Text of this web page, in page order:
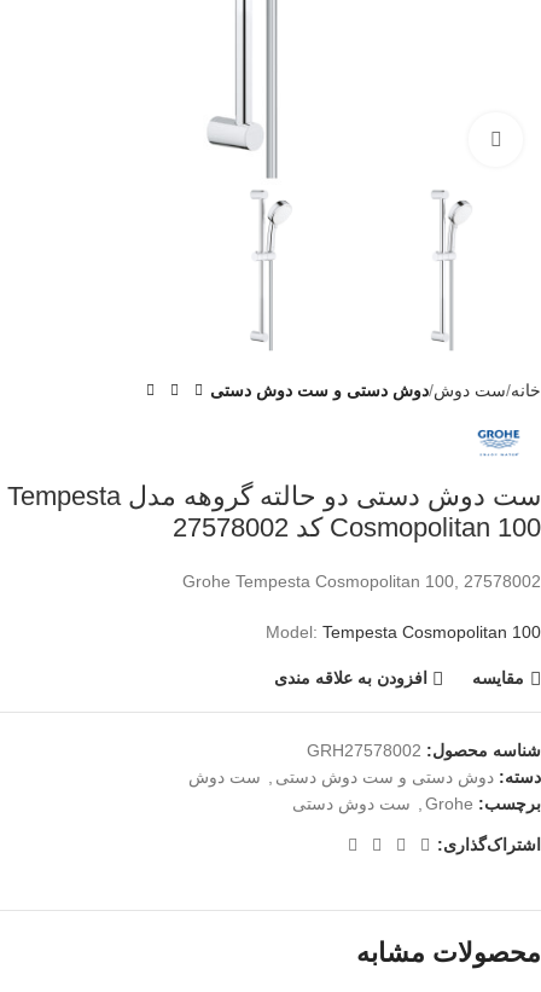
خانه ست دوش دوش دستی و ست دوش دستی
ست دوش دستی دو حالته گروهه مدل Tempesta
Cosmopolitan 100 کد 27578002
Grohe Tempesta Cosmopolitan 100, 27578002
Model: Tempesta Cosmopolitan 100
مقايسه افزودن به علاقه مندی
شناسه محصول: GRH27578002
دسته: دوش دستی و ست دوش دستی
ست دوش
برچسب: Grohe ست دوش دستی
اشتراک‌گذاری:
محصولات مشابه